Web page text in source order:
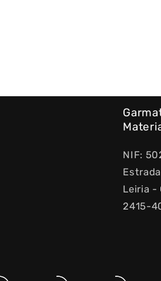
NIF:
Leiria -
2415-